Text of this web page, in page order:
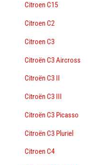
Citroen C15
Citroen C2
Citroen C3
Citroën C3 Aircross
Citroën C3 II
Citroën C3 III
Citroën C3 Picasso
Citroën C3 Pluriel
Citroen C4